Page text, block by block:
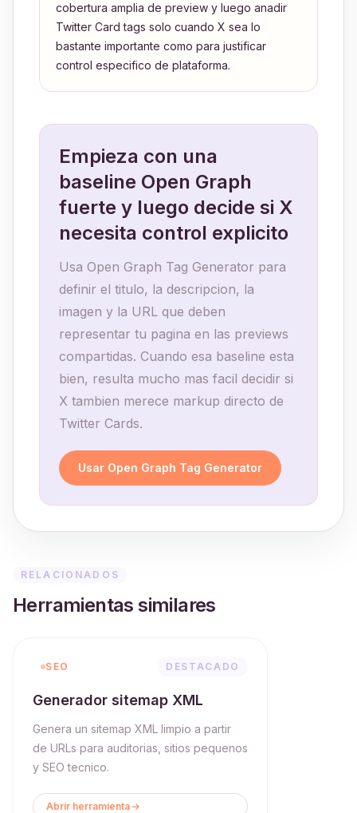
cobertura amplia de preview y luego anadir
Twitter Card tags solo cuando X sea lo
bastante importante como para justificar
control especifico de plataforma.
Empieza con una
baseline Open Graph
fuerte y luego decide si X
necesita control explicito
Usa Open Graph Tag Generator para
definir el titulo, la descripcion, la
imagen y la URL que deben
representar tu pagina en las previews
compartidas. Cuando esa baseline esta
bien, resulta mucho mas facil decidir si
X tambien merece markup directo de
Twitter Cards.
Usar Open Graph Tag Generator
RELACIONADOS
Herramientas similares
SEO DESTACADO
Generador sitemap XML
Genera un sitemap XML limpio a partir
de URLs para auditorias, sitios pequenos
y SEO tecnico.
Abrir herramienta